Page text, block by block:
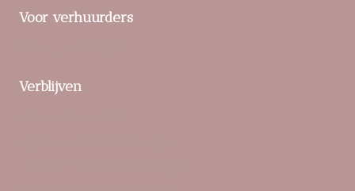
Voor verhuurders
Verblijven